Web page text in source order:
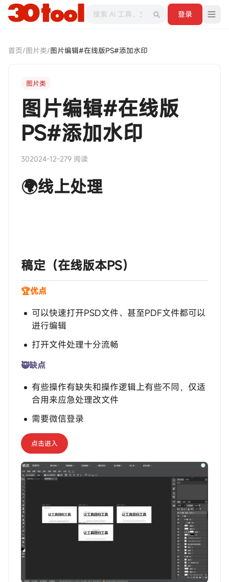
登录
首页/图片类/图片编辑#在线版PS#添加水印
图片类
图片编辑#在线版
PS#添加水印
302024-12-279 阅读
🌍线上处理
‎‎‎‎‎‎‎ㅤ稿定（在线版本PS）
🏆优点
可以快速打开PSD文件、甚至PDF文件都可以
进行编辑
打开文件处理十分流畅
🥷缺点
有些操作有缺失和操作逻辑上有些不同，仅适
合用来应急处理改文件
需要微信登录
点击进入